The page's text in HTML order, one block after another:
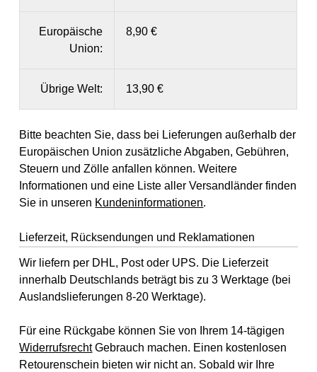
Europäische
Union:
8,90 €
Übrige Welt: 13,90 €
Bitte beachten Sie, dass bei Lieferungen außerhalb der
Europäischen Union zusätzliche Abgaben, Gebühren,
Steuern und Zölle anfallen können. Weitere
Informationen und eine Liste aller Versandländer finden
Sie in unseren Kundeninformationen.
Lieferzeit, Rücksendungen und Reklamationen
Wir liefern per DHL, Post oder UPS. Die Lieferzeit
innerhalb Deutschlands beträgt bis zu 3 Werktage (bei
Auslandslieferungen 8-20 Werktage).
Für eine Rückgabe können Sie von Ihrem 14-tägigen
WiderrufsrechtGebrauch machen. Einen kostenlosen
Retourenschein bieten wir nicht an. Sobald wir Ihre